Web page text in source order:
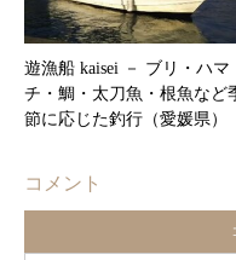
遊漁船 kaisei － ブリ・ハマ
チ・鯛・太刀魚・根魚など
節に応じた釣行（愛媛県）
コメント